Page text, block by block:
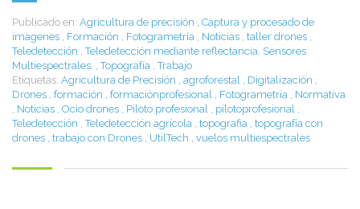
Publicado en: Agricultura de precisión , Captura y procesado de
imagenes , Formación , Fotogrametría , Noticias , taller drones ,
Teledetección , Teledetección mediante reflectancia. Sensores
Multiespectrales. , Topografía , Trabajo
Etiquetas: Agricultura de Precisión , agroforestal , Digitalización ,
Drones , formación , formaciónprofesional , Fotogrametría , Normativa
, Noticias , Ocio drones , Piloto profesional , pilotoprofesional ,
Teledetección , Teledetección agrícola , topografia , topografía con
drones , trabajo con Drones , UtilTech , vuelos multiespectrales